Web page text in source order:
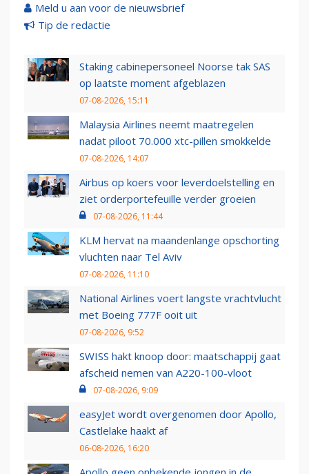
Meld u aan voor de nieuwsbrief
Tip de redactie
Staking cabinepersoneel Noorse tak SAS
op laatste moment afgeblazen
07-08-2026, 15:11
Malaysia Airlines neemt maatregelen
nadat piloot 70.000 xtc-pillen smokkelde
07-08-2026, 14:07
Airbus op koers voor leverdoelstelling en
ziet orderportefeuille verder groeien
07-08-2026, 11:44
KLM hervat na maandenlange opschorting
vluchten naar Tel Aviv
07-08-2026, 11:10
National Airlines voert langste vrachtvlucht
met Boeing 777F ooit uit
07-08-2026, 9:52
SWISS hakt knoop door: maatschappij gaat
afscheid nemen van A220-100-vloot
07-08-2026, 9:09
easyJet wordt overgenomen door Apollo,
Castlelake haakt af
06-08-2026, 16:20